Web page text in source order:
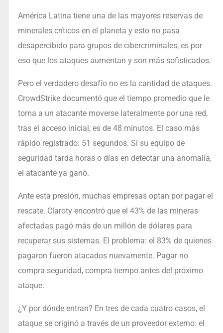
América Latina tiene una de las mayores reservas de
minerales críticos en el planeta y esto no pasa
desapercibido para grupos de cibercriminales, es por
eso que los ataques aumentan y son más sofisticados.
Pero el verdadero desafío no es la cantidad de ataques.
CrowdStrike documentó que el tiempo promedio que le
toma a un atacante moverse lateralmente por una red,
tras el acceso inicial, es de 48 minutos. El caso más
rápido registrado: 51 segundos. Si su equipo de
seguridad tarda horas o días en detectar una anomalía,
el atacante ya ganó.
Ante esta presión, muchas empresas optan por pagar el
rescate. Claroty encontró que el 43% de las mineras
afectadas pagó más de un millón de dólares para
recuperar sus sistemas. El problema: el 83% de quienes
pagaron fueron atacados nuevamente. Pagar no
compra seguridad, compra tiempo antes del próximo
ataque.
¿Y por dónde entran? En tres de cada cuatro casos, el
ataque se originó a través de un proveedor externo: el